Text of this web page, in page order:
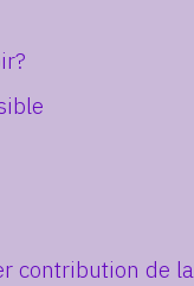
contribution de la